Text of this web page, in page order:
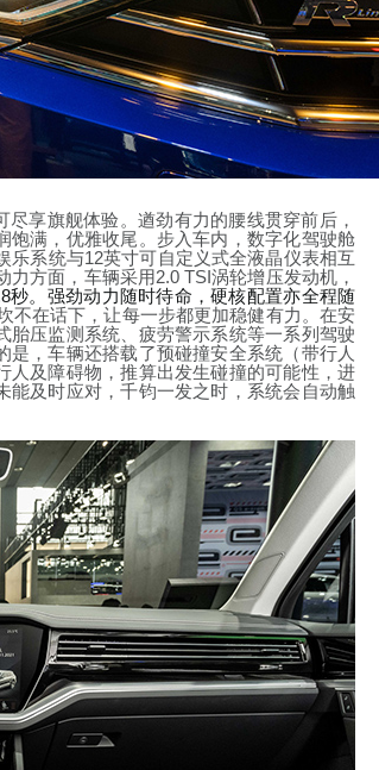
享旗舰体验。遒劲有力的腰线贯穿前后，
饱满，优雅收尾 。步入车内， 数字化驾驶舱
乐系统与12英寸可自定义式全液晶仪表相互
力方面， 车辆采用2.0TSI涡轮增压发动机 ，
秒。强劲动力随时待命，硬核配置亦全程随
不在话下，让每一步都更加稳健有力。在安
胎压监测系统、疲劳警示系统等一系列驾驶
，车辆还搭载了预碰撞安全系统（带行人
人及障碍物，推算出发生碰撞的可能性，进
及时应对，千钧一发之时，系统会自动触